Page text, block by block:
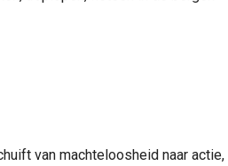
van machteloosheid naar actie,